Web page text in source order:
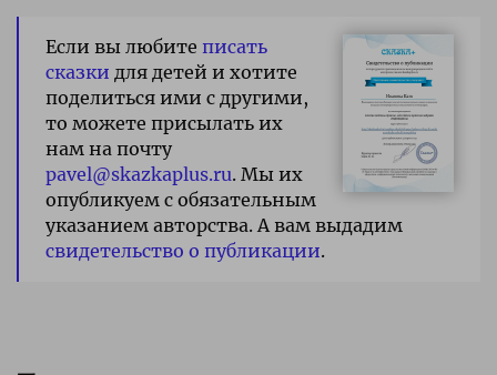
Если вы любите писать
сказки для детей и хотите
поделиться ими с другими,
то можете присылать их
нам на почту
pavel@skazkaplus.ru. Мы их
опубликуем с обязательным
указанием авторства. А вам выдадим
свидетельство о публикации.